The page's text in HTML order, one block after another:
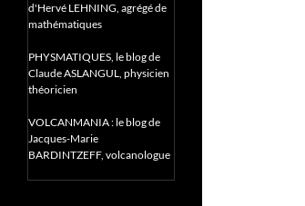
d'Hervé LEHNING, agrégé de
mathématiques
PHYSMATIQUES, le blog de
Claude ASLANGUL, physicien
théoricien
VOLCANMANIA : le blog de
Jacques-Marie
BARDINTZEFF, volcanologue